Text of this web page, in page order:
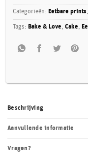
Categorieën: Eetbare prints
Tags: Bake & Love ,Cake
Beschrijving
Aanvullende informatie
Vragen?